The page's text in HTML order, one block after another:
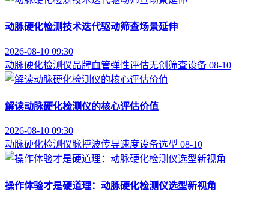
动脉硬化检测技术迭代驱动筛查场景延伸
2026-08-10 09:30
动脉硬化检测仪品牌血管弹性评估无创筛查设备 08-10
解读动脉硬化检测仪的核心评估价值
2026-08-10 09:30
动脉硬化检测仪脉搏波传导速度设备选型 08-10
操作体验才是硬道理：动脉硬化检测仪选型新视角